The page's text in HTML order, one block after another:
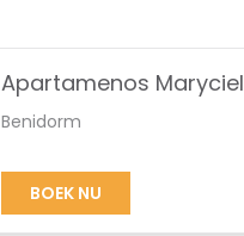
Apartamenos Maryciel
Benidorm
BOEK NU